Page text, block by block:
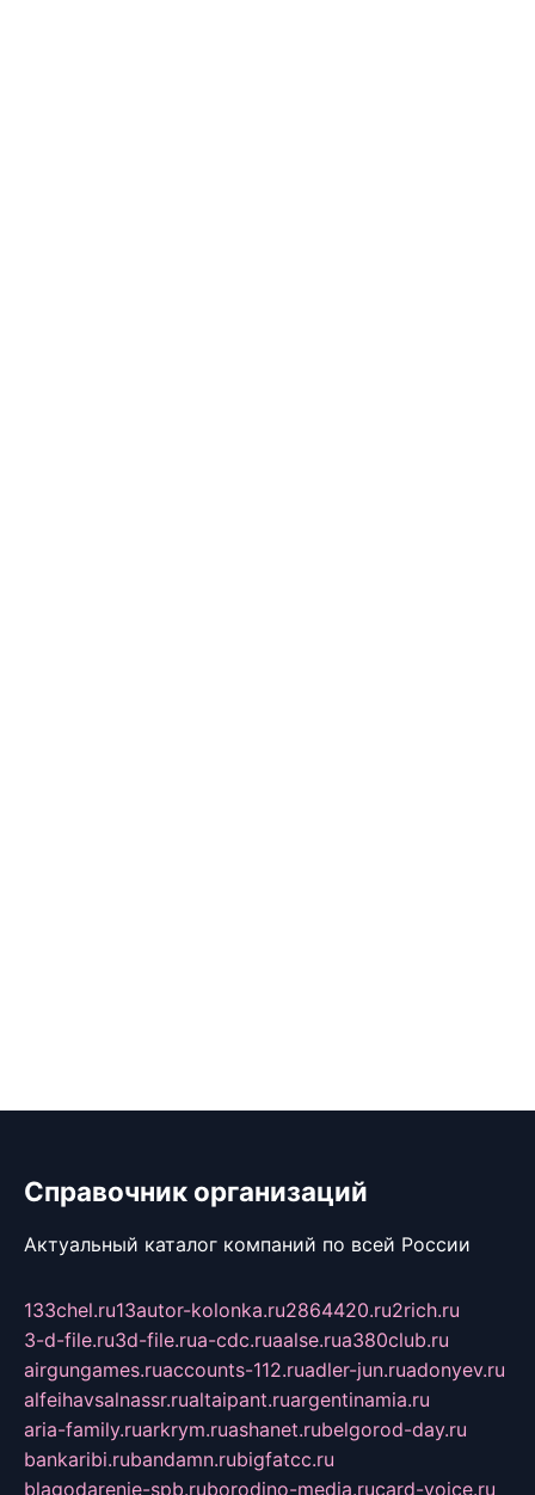
Справочник организаций
Актуальный каталог компаний по всей России
133chel.ru13autor-kolonka.ru2864420.ru2rich.ru
3-d-file.ru3d-file.rua-cdc.ruaalse.rua380club.ru
airgungames.ruaccounts-112.ruadler-jun.ruadonyev.ru
alfeihavsalnassr.rualtaipant.ruargentinamia.ru
aria-family.ruarkrym.ruashanet.rubelgorod-day.ru
bankaribi.rubandamn.rubigfatcc.ru
blagodarenie-spb.ruborodino-media.rucard-voice.ru